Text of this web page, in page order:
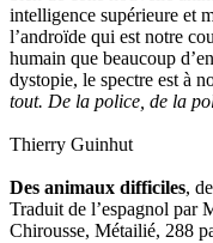
intelligence supérieure et
l’androïde qui est notre
humain que beaucoup
dystopie, le spectre est à
tout. De la police, de la
Thierry Guinhut
Des animaux difficiles,
Traduit de l’espagnol par
Chirousse, Métailié, 288